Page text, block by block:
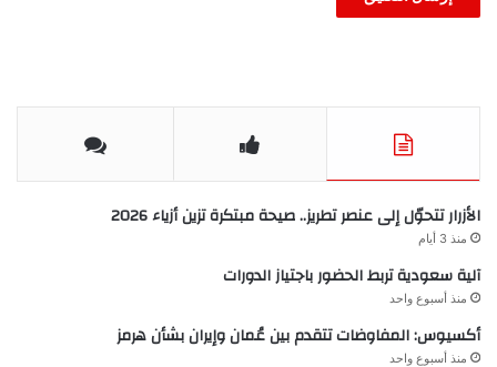
الأزرار تتحوّل إلى عنصر تطريز.. صيحة مبتكرة تزين أزياء 2026
منذ 3 أيام
آلية سعودية تربط الحضور باجتياز الدورات
منذ أسبوع واحد
أكسيوس: المفاوضات تتقدم بين عُمان وإيران بشأن هرمز
منذ أسبوع واحد